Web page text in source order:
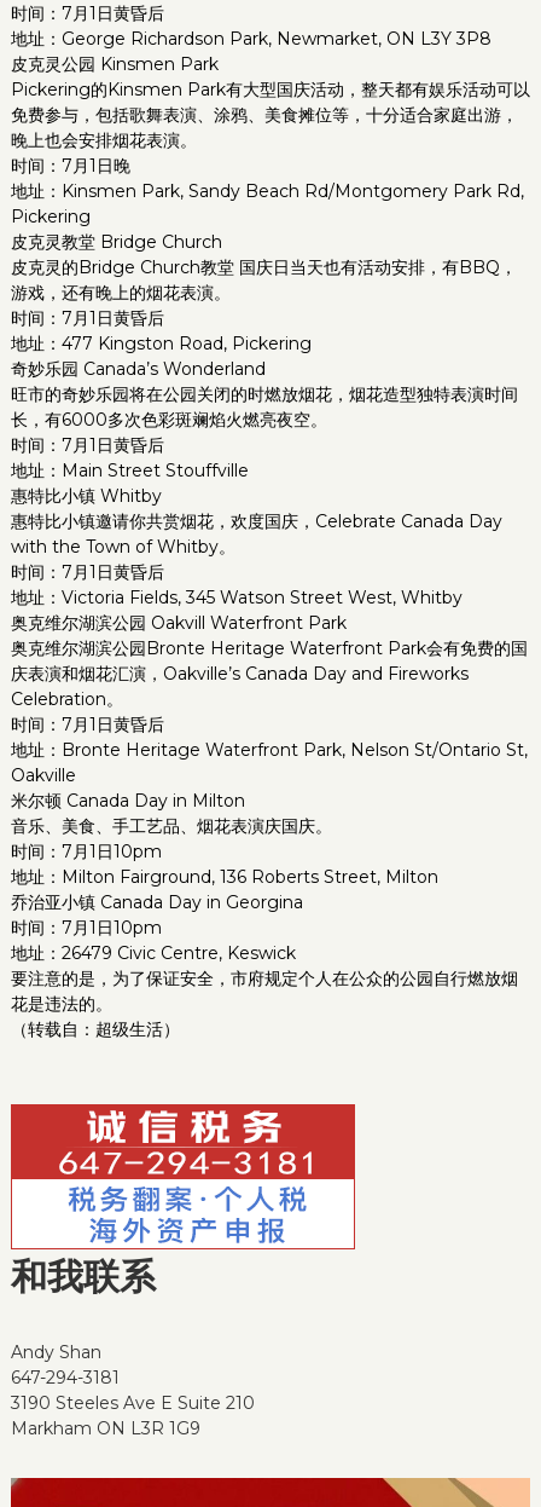
时间：7月1日黄昏后
地址：George Richardson Park, Newmarket, ON L3Y 3P8
皮克灵公园 Kinsmen Park
Pickering的Kinsmen Park有大型国庆活动，整天都有娱乐活动可以
免费参与，包括歌舞表演、涂鸦、美食摊位等，十分适合家庭出游，
晚上也会安排烟花表演。
时间：7月1日晚
地址：Kinsmen Park, Sandy Beach Rd/Montgomery Park Rd,
Pickering
皮克灵教堂 Bridge Church
皮克灵的Bridge Church教堂 国庆日当天也有活动安排，有BBQ，
游戏，还有晚上的烟花表演。
时间：7月1日黄昏后
地址：477 Kingston Road, Pickering
奇妙乐园 Canada’s Wonderland
旺市的奇妙乐园将在公园关闭的时燃放烟花，烟花造型独特表演时间
长，有6000多次色彩斑斓焰火燃亮夜空。
时间：7月1日黄昏后
地址：Main Street Stouffville
惠特比小镇 Whitby
惠特比小镇邀请你共赏烟花，欢度国庆，Celebrate Canada Day
with the Town of Whitby。
时间：7月1日黄昏后
地址：Victoria Fields, 345 Watson Street West, Whitby
奥克维尔湖滨公园 Oakvill Waterfront Park
奥克维尔湖滨公园Bronte Heritage Waterfront Park会有免费的国
庆表演和烟花汇演，Oakville’s Canada Day and Fireworks
Celebration。
时间：7月1日黄昏后
地址：Bronte Heritage Waterfront Park, Nelson St/Ontario St,
Oakville
米尔顿 Canada Day in Milton
音乐、美食、手工艺品、烟花表演庆国庆。
时间：7月1日10pm
地址：Milton Fairground, 136 Roberts Street, Milton
乔治亚小镇 Canada Day in Georgina
时间：7月1日10pm
地址：26479 Civic Centre, Keswick
要注意的是，为了保证安全，市府规定个人在公众的公园自行燃放烟
花是违法的。
（转载自：超级生活）
和我联系
Andy Shan
647-294-3181
3190 Steeles Ave E Suite 210
Markham ON L3R 1G9